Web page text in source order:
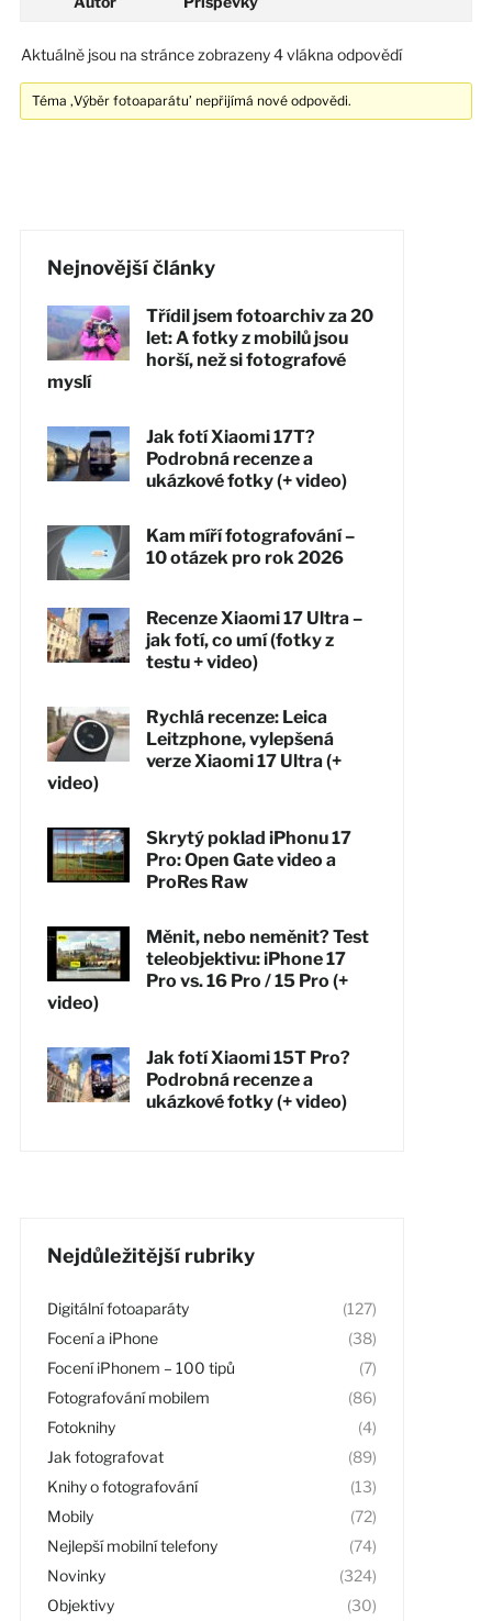
Aktuálně jsou na stránce zobrazeny 4 vlákna odpovědí
Téma ‚Výběr fotoaparátu’ nepřijímá nové odpovědi.
Nejnovější články
Třídil jsem fotoarchiv za 20
let: A fotky z mobilů jsou
horší, než si fotografové
myslí
Jak fotí Xiaomi 17T?
Podrobná recenze a
ukázkové fotky (+ video)
Kam míří fotografování –
10 otázek pro rok 2026
Recenze Xiaomi 17 Ultra –
jak fotí, co umí (fotky z
testu + video)
Rychlá recenze: Leica
Leitzphone, vylepšená
verze Xiaomi 17 Ultra (+
video)
Skrytý poklad iPhonu 17
Pro: Open Gate video a
ProRes Raw
Měnit, nebo neměnit? Test
teleobjektivu: iPhone 17
Pro vs. 16 Pro / 15 Pro (+
video)
Jak fotí Xiaomi 15T Pro?
Podrobná recenze a
ukázkové fotky (+ video)
Nejdůležitější rubriky
Digitální fotoaparáty
(127)
Focení a iPhone
(38)
Focení iPhonem – 100 tipů
(7)
Fotografování mobilem
(86)
Fotoknihy
(4)
Jak fotografovat
(89)
Knihy o fotografování
(13)
Mobily
(72)
Nejlepší mobilní telefony
(74)
Novinky
(324)
Objektivy
(30)